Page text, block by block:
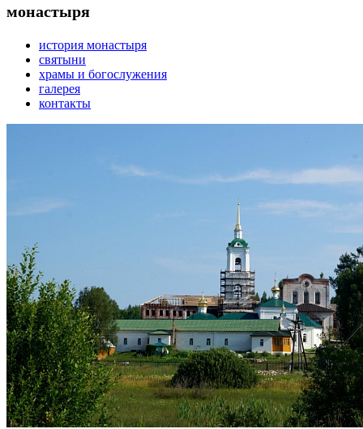
монастыря
история монастыря
святыни
храмы и богослужения
галерея
контакты